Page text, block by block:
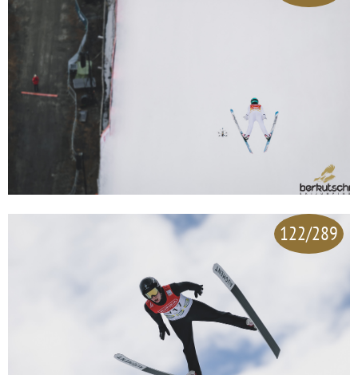
122/289